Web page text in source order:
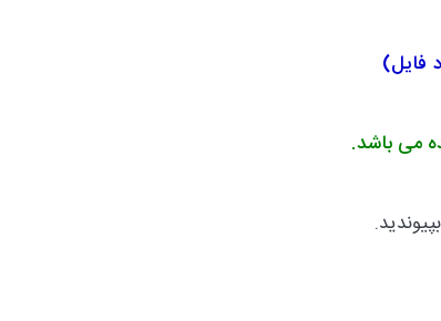
فایل)
می باشد.
بپیوندید.